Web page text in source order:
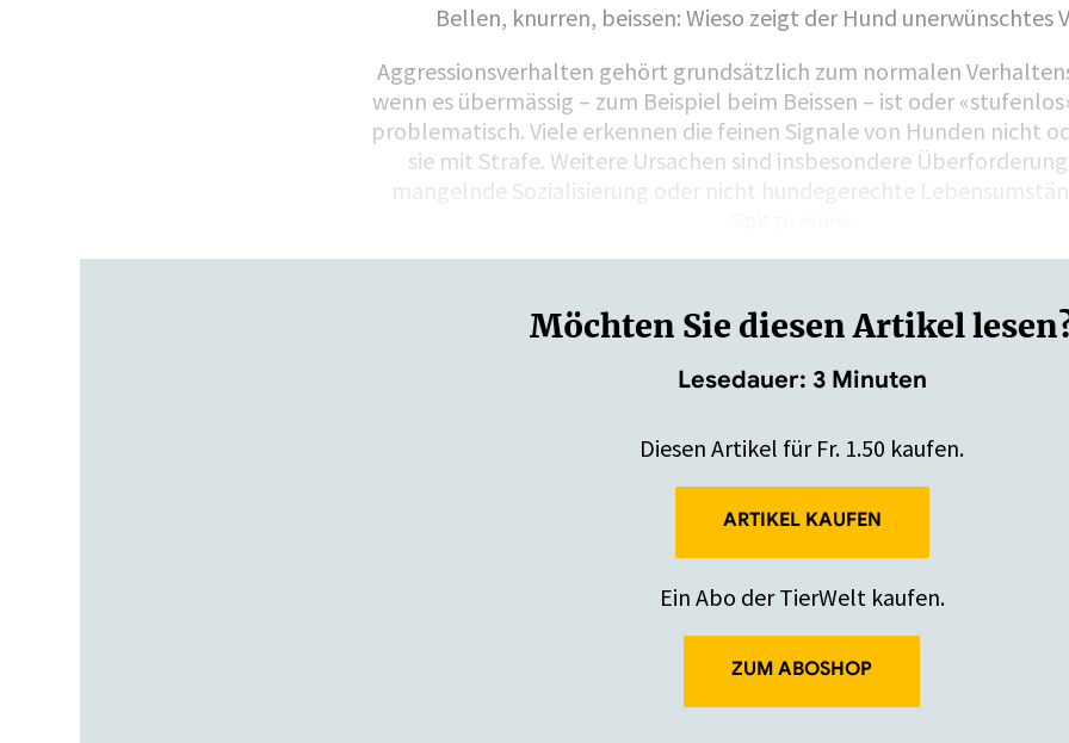
Bellen, knurren, beissen: Wieso zeigt der Hund unerwünschtes
Aggressionsverhalten gehört grundsätzlich zum normalen
wenn es übermässig – zum Beispiel beim Beissen – ist oder
problematisch. Viele erkennen die feinen Signale von Hunden nicht
sie mit Strafe. Weitere Ursachen sind insbesondere
mangelnde Sozialisierung oder nicht hundegerechte
Möchten Sie diesen Artikel
Lesedauer: 3 Minuten
Diesen Artikel für Fr. 1.50 kaufen.
ARTIKEL KAUFEN
Ein Abo der TierWelt kaufen.
ZUM ABOSHOP